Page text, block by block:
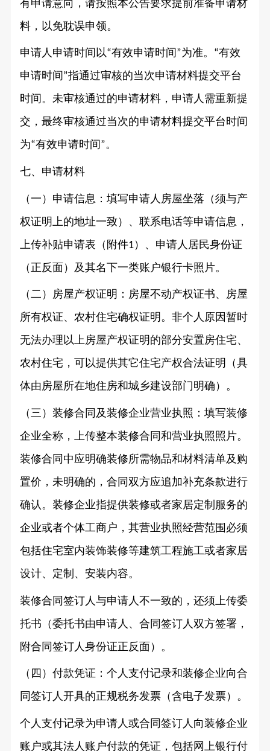
有申请意向，请按照本公告要求提前准备申请材
料，以免耽误申领。
申请人申请时间以“有效申请时间 ”为准。 “有效
申请时间 ”指通过审核的当次申请材料提交平台
时间。未审核通过的申请材料，申请人需重新提
交，最终审核通过当次的申请材料提交平台时间
为“有效申请时间 ”。
七、申请材料
（一）申请信息：填写申请人房屋坐落（须与产
权证明上的地址一致）、联系电话等申请信息，
上传补贴申请表（附件1）、申请人居民身份证
（正反面）及其名下一类账户银行卡照片。
（二）房屋产权证明：房屋不动产权证书、房屋
所有权证、农村住宅确权证明。非个人原因暂时
无法办理以上房屋产权证明的部分安置房住宅、
农村住宅，可以提供其它住宅产权合法证明（具
体由房屋所在地住房和城乡建设部门明确）。
（三）装修合同及装修企业营业执照：填写装修
企业全称，上传整本装修合同和营业执照照片。
装修合同中应明确装修所需物品和材料清单及购
置价，未明确的，合同双方应追加补充条款进行
确认。装修企业指提供装修或者家居定制服务的
企业或者个体工商户，其营业执照经营范围必须
包括住宅室内装饰装修等建筑工程施工或者家居
设计、定制、安装内容。
装修合同签订人与申请人不一致的，还须上传委
托书（委托书由申请人、合同签订人双方签署，
附合同签订人身份证正反面）。
（四）付款凭证：个人支付记录和装修企业向合
同签订人开具的正规税务发票（含电子发票）。
个人支付记录为申请人或合同签订人向装修企业
账户或其法人账户付款的凭证，包括网上银行付